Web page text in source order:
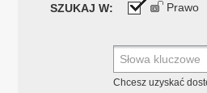
SZUKAJ W: Prawo
Chcesz uzyskać